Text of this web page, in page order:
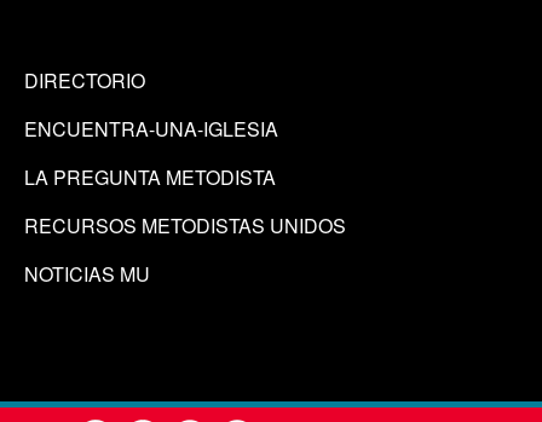
DIRECTORIO
ENCUENTRA-UNA-IGLESIA
LA PREGUNTA METODISTA
RECURSOS METODISTAS UNIDOS
NOTICIAS MU